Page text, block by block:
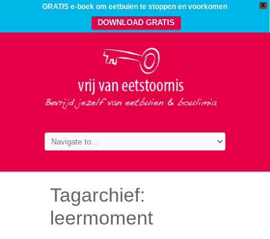
X
GRATIS e-boek om eetbuien te stoppen en voorkomen
DOWNLOAD GRATIS
Tagarchief:
leermoment